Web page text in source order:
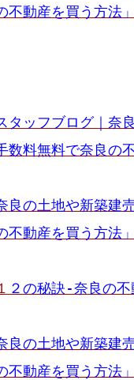
不動産を買う方法
タッフブログ｜奈
数料無料で奈良の
良の土地や新築建
不動産を買う方法
２の秘訣-奈良の
良の土地や新築建
不動産を買う方法